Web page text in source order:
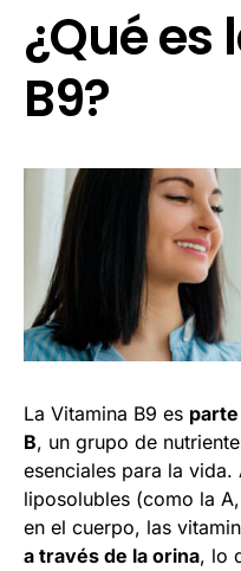
¿Qué
B9?
La Vitamina B9 es
B, un grupo de
esenciales para la
liposolubles (como la
en el cuerpo, las
a través de la orina, lo